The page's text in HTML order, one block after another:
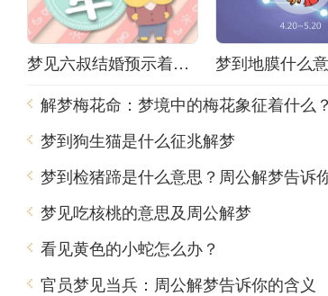
梦见六叔结婚预示着什么？解梦师告诉你真相！
解梦梅花命：梦境中的梅花象征着什么？
梦到狗生猫是什么征兆解梦
梦到检猪蹄是什么意思？周公解梦告诉
梦见吃核桃的意思及周公解梦
看见黄色的小蛇怎么办？
官员梦见当兵：周公解梦告诉你的含义